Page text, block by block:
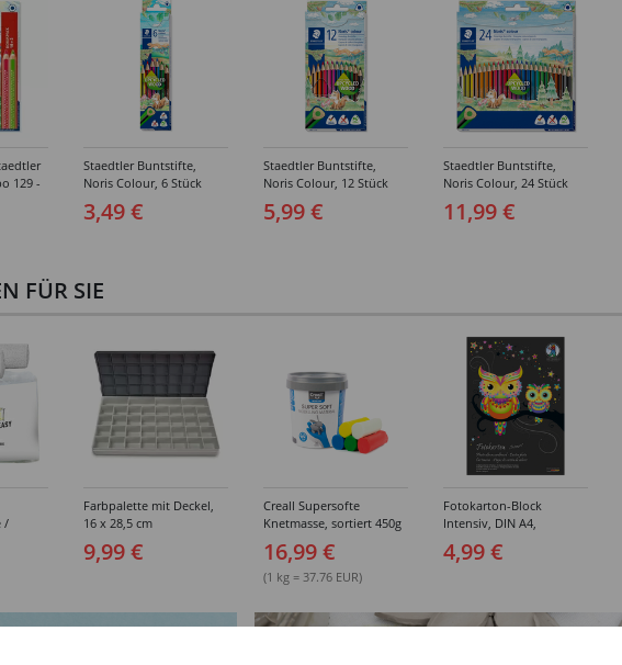
129 -
Staedtler Buntstifte,
Noris Colour, 6 Stück
sortiert
3,49 €
Staedtler Buntstifte,
Noris Colour, 12 Stück
sortiert
5,99 €
Staedtler Buntstifte,
Noris Colour, 24 Stück
sortiert
11,99 €
FÜR SIE
/
Farbpalette mit Deckel,
16 x 28,5 cm
9,99 €
Creall Supersofte
Knetmasse, sortiert 450g
16,99 €
(1 kg = 37.76 EUR)
Fotokarton-Block
Intensiv, DIN A4,
300g/qm, 10 Blatt, 10
sortierte Farben
4,99 €